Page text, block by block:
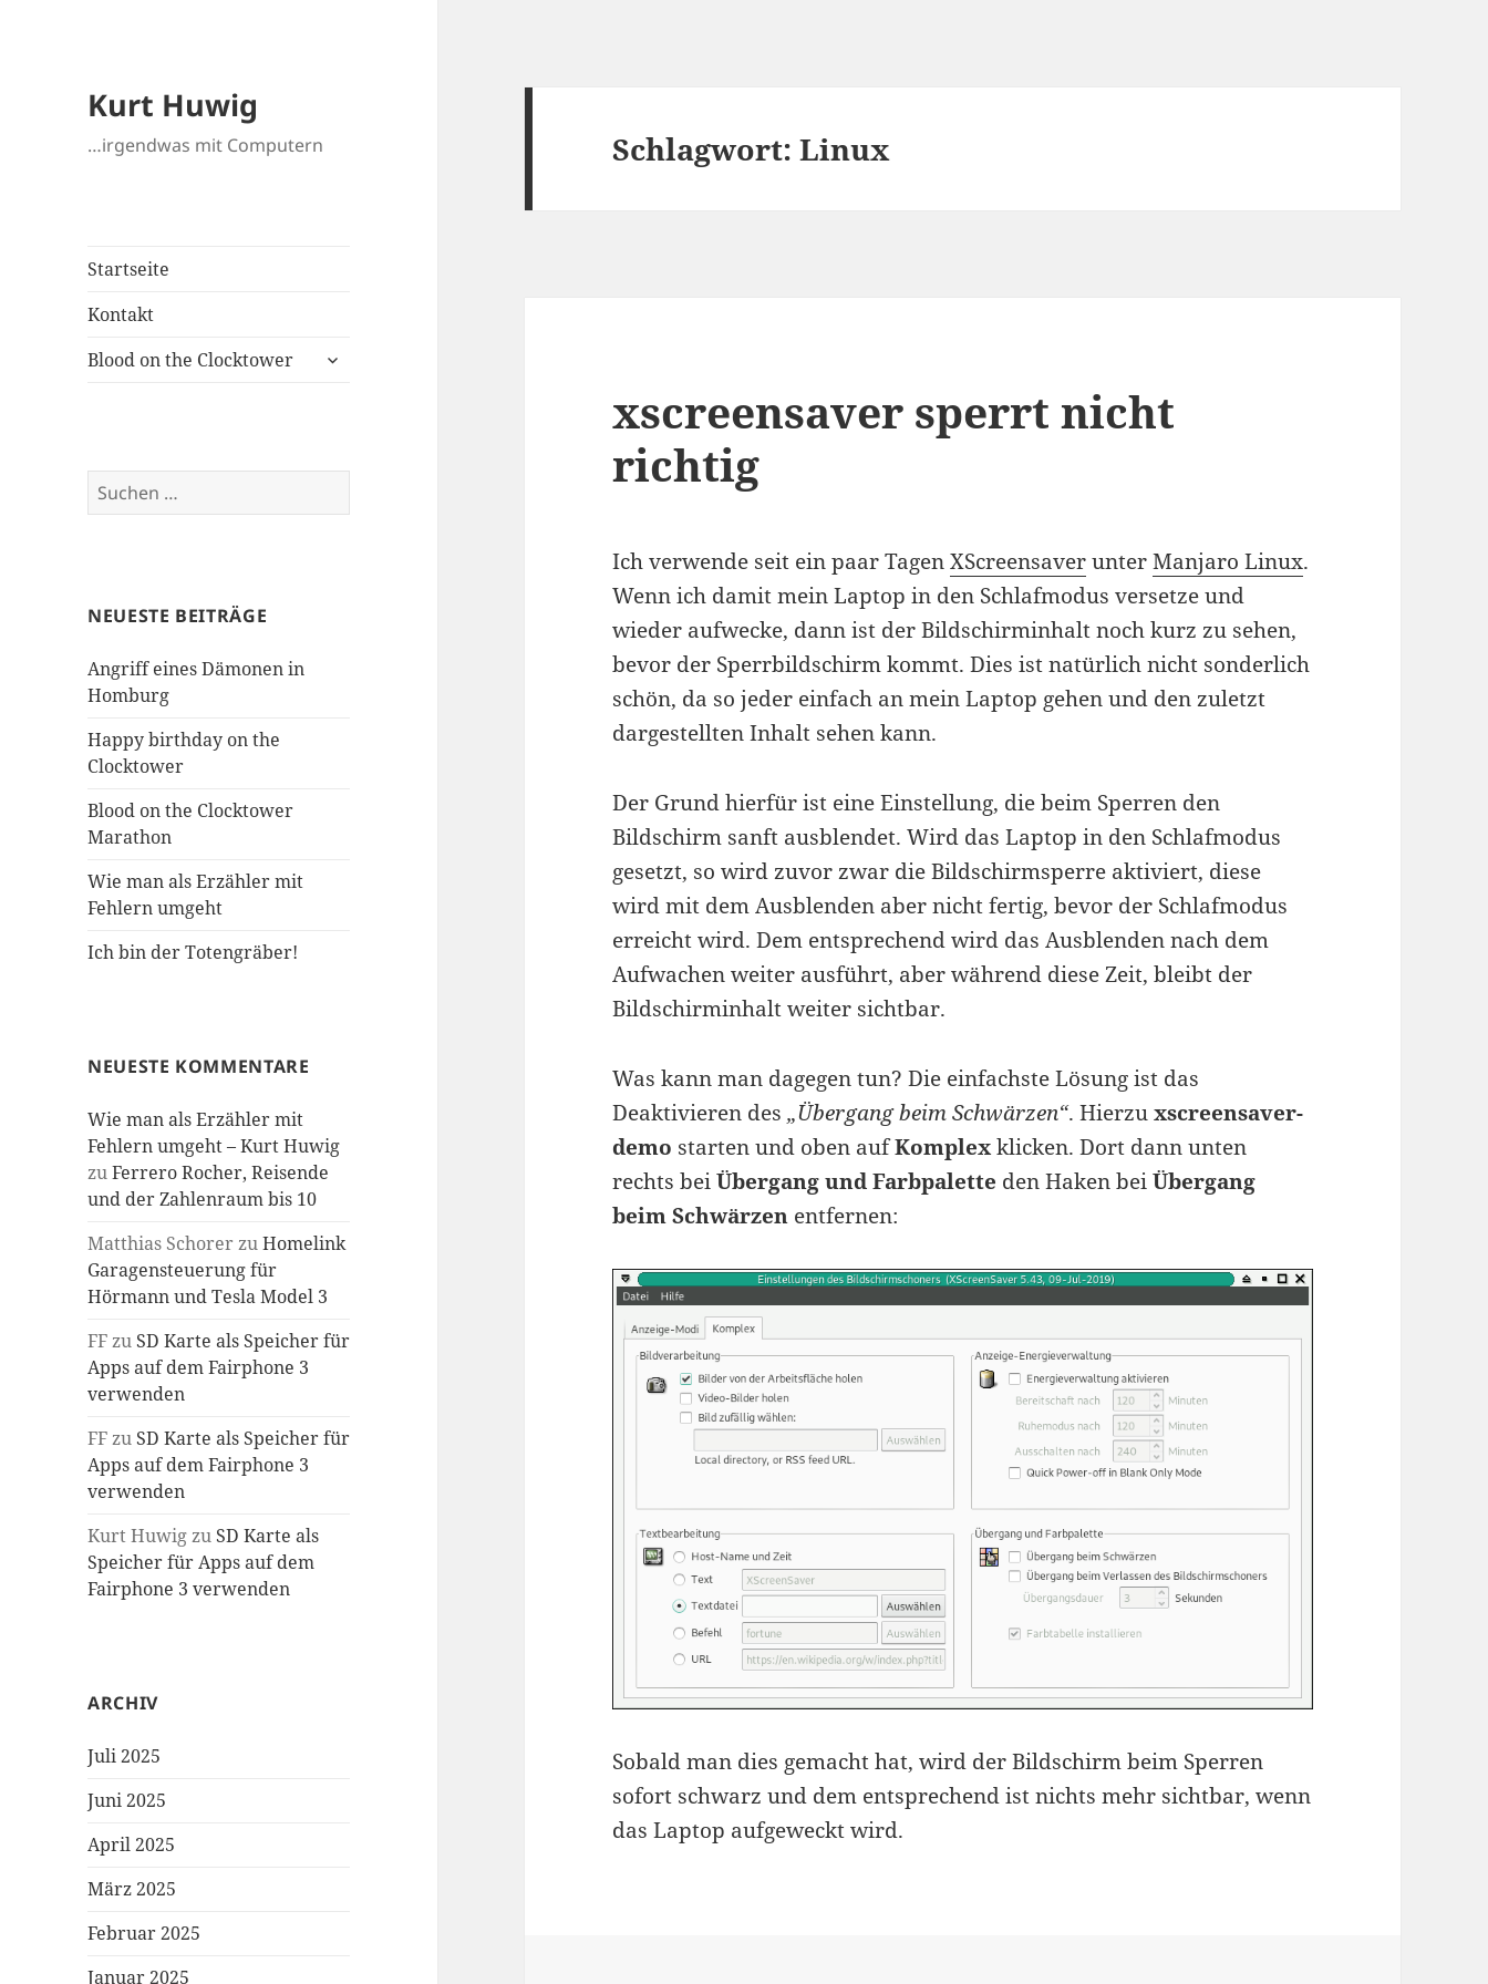
Kurt Huwig
…irgendwas mit Computern
Startseite
Kontakt
Blood on the Clocktower
untermenü
Suchen
nach:
NEUESTE BEITRÄGE
Angriff eines Dämonen in
Homburg
Happy birthday on the
Clocktower
Blood on the Clocktower
Marathon
Wie man als Erzähler mit
Fehlern umgeht
Ich bin der Totengräber!
NEUESTE KOMMENTARE
Wie man als Erzähler mit
Fehlern umgeht – Kurt Huwig
zuFerrero Rocher, Reisende
und der Zahlenraum bis 10
Matthias Schorer zuHomelink
Garagensteuerung für
Hörmann und Tesla Model 3
FFzu SD Karte als Speicher für
Apps auf dem Fairphone 3
verwenden
FFzu SD Karte als Speicher für
Apps auf dem Fairphone 3
verwenden
Kurt Huwigzu SD Karte als
Speicher für Apps auf dem
Fairphone 3 verwenden
ARCHIV
Juli 2025
Juni 2025
April 2025
März 2025
Februar 2025
Januar 2025
Schlagwort:Linux
xscreensaver sperrt nicht
richtig
Ich verwende seit ein paar TagenXScreensaverunterManjaro Linux.
Wenn ich damit mein Laptop in den Schlafmodus versetze und
wieder aufwecke, dann ist der Bildschirminhalt noch kurz zu sehen,
bevor der Sperrbildschirm kommt. Dies ist natürlich nicht sonderlich
schön, da so jeder einfach an mein Laptop gehen und den zuletzt
dargestellten Inhalt sehen kann.
Der Grund hierfür ist eine Einstellung, die beim Sperren den
Bildschirm sanft ausblendet. Wird das Laptop in den Schlafmodus
gesetzt, so wird zuvor zwar die Bildschirmsperre aktiviert, diese
wird mit dem Ausblenden aber nicht fertig, bevor der Schlafmodus
erreicht wird. Dem entsprechend wird das Ausblenden nach dem
Aufwachen weiter ausführt, aber während diese Zeit, bleibt der
Bildschirminhalt weiter sichtbar.
Was kann man dagegen tun? Die einfachste Lösung ist das
Deaktivieren des„Übergang beim Schwärzen“. Hierzuxscreensaver-
demo starten und oben aufKomplexklicken. Dort dann unten
rechts beiÜbergang und Farbpalette den Haken beiÜbergang
beim Schwärzen entfernen:
Sobald man dies gemacht hat, wird der Bildschirm beim Sperren
sofort schwarz und dem entsprechend ist nichts mehr sichtbar, wenn
das Laptop aufgeweckt wird.